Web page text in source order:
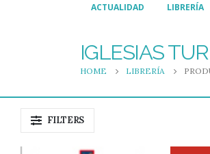
ACTUALIDAD LIBRERÍA
IGLESIAS
HOME LIBRERÍA
FILTERS